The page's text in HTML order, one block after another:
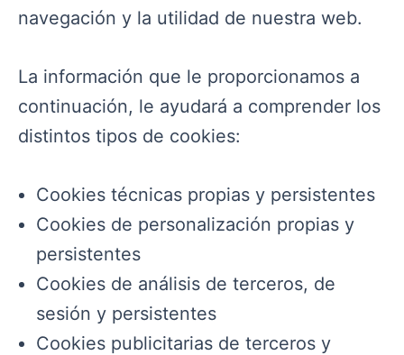
navegación y la utilidad de nuestra web.
La información que le proporcionamos a
continuación, le ayudará a comprender los
distintos tipos de cookies:
Cookies técnicas propias y persistentes
Cookies de personalización propias y
persistentes
Cookies de análisis de terceros, de
sesión y persistentes
Cookies publicitarias de terceros y